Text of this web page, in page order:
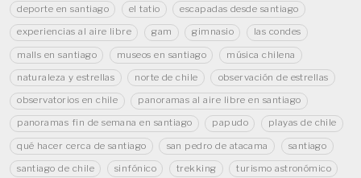
deporte en santiago el tatio escapadas desde santiago
experiencias al aire libre gam gimnasio las condes
malls en santiago museos en santiago música chilena
naturaleza y estrellas norte de chile observación de estrellas
observatorios en chile panoramas al aire libre en santiago
panoramas fin de semana en santiago papudo playas de chile
qué hacer cerca de santiago san pedro de atacama santiago
santiago de chile sinfónico trekking turismo astronómico